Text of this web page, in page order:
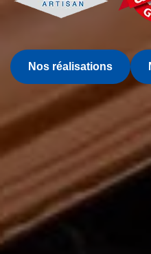
Nos réalisations